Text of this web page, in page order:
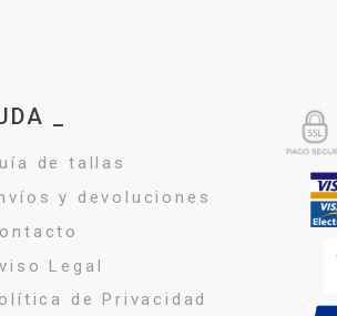
_
de tallas
y devoluciones
Legal
de Privacidad